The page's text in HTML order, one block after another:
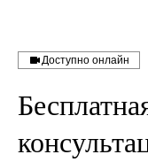
Доступно онлайн